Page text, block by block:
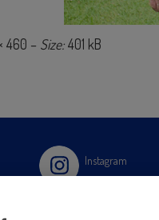
460 – Size:401 kB
Instagram